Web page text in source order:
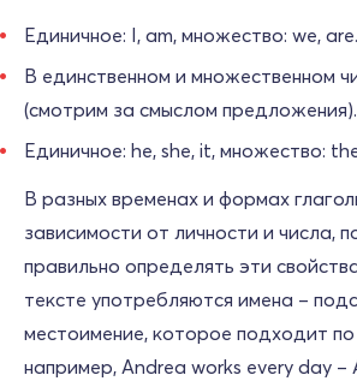
Единичное: I, am, множество: we, are.
В единственном и множественном
(смотрим за смыслом предложения).
Единичное: he, she, it, множество:
В разных временах и формах
зависимости от личности и числа,
правильно определять эти
тексте употребляются имена –
местоимение, которое подходит по
например, Andrea works every day –